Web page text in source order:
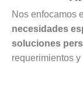
Nos enfocamos
necesidades
soluciones
requerimientos